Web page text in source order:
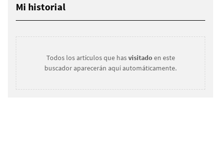
Mi historial
Todos los artículos que hasvisitadoen este
buscador aparecerán aquí automáticamente.